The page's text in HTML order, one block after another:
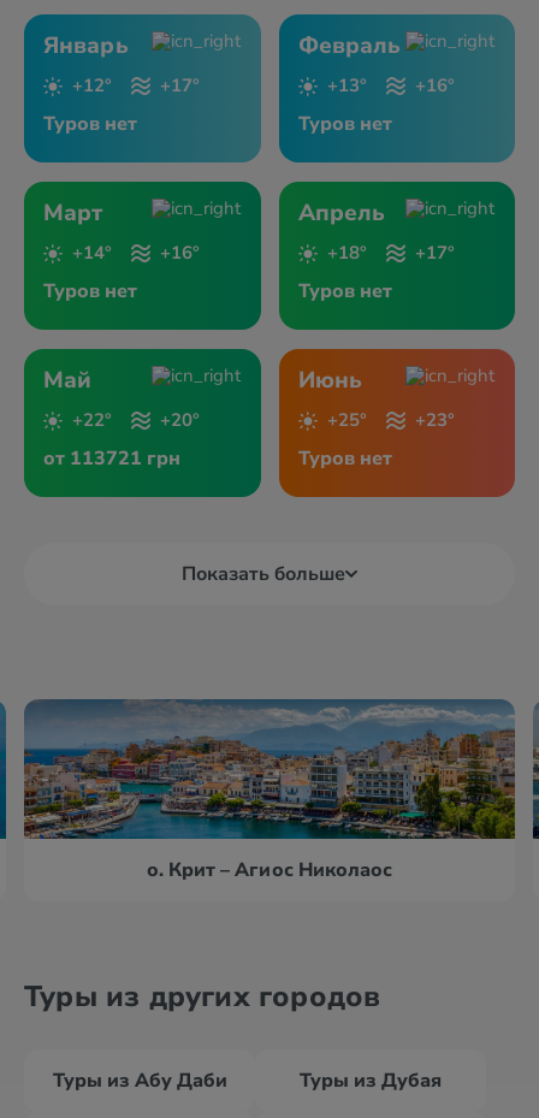
Январь
+12° +17°
Туров нет
Февраль
+13° +16°
Туров нет
Март
+14° +16°
Туров нет
Апрель
+18° +17°
Туров нет
Май
+22° +20°
от 113721 грн
Июнь
+25° +23°
Туров нет
Показать больше
о. Крит – Агиос Николаос
Туры из других городов
Туры из Абу Даби Туры из Дубая